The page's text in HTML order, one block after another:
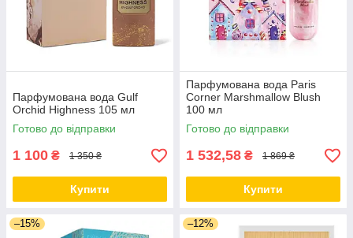
Парфумована вода Gulf
Orchid Highness 105 мл
Готово до відправки
1 100 ₴ 1 350 ₴
Купити
Парфумована вода Paris
Corner Marshmallow Blush
100 мл
Готово до відправки
1 532,58 ₴ 1 869 ₴
Купити
–15% –12%